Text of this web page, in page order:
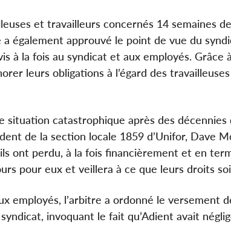
et travailleurs concernés 14 semaines
également approuvé le point de vue du
à la fois au syndicat et aux employés. Grâce
leurs obligations à l’égard des
situation catastrophique après des
de la section locale 1859 d’Unifor, Dave
ont perdu, à la fois financièrement et en
pour eux et veillera à ce que leurs droits
employés, l’arbitre a ordonné le versement
invoquant le fait qu’Adient avait